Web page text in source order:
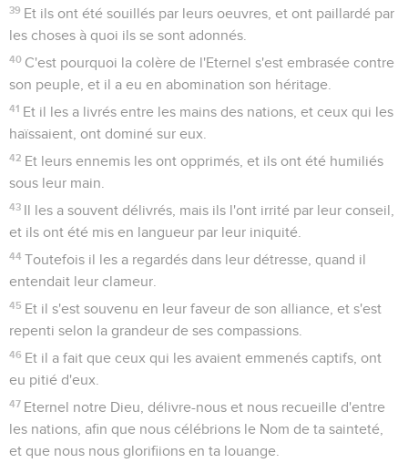
39 Et ils ont été souillés par leurs oeuvres, et ont paillardé par
les choses à quoi ils se sont adonnés.
40 C'est pourquoi la colère de l'Eternel s'est embrasée contre
son peuple, et il a eu en abomination son héritage.
41 Et il les a livrés entre les mains des nations, et ceux qui les
haïssaient, ont dominé sur eux.
42 Et leurs ennemis les ont opprimés, et ils ont été humiliés
sous leur main.
43 Il les a souvent délivrés, mais ils l'ont irrité par leur conseil,
et ils ont été mis en langueur par leur iniquité.
44 Toutefois il les a regardés dans leur détresse, quand il
entendait leur clameur.
45 Et il s'est souvenu en leur faveur de son alliance, et s'est
repenti selon la grandeur de ses compassions.
46 Et il a fait que ceux qui les avaient emmenés captifs, ont
eu pitié d'eux.
47 Eternel notre Dieu, délivre-nous et nous recueille d'entre
les nations, afin que nous célébrions le Nom de ta sainteté,
et que nous nous glorifiions en ta louange.